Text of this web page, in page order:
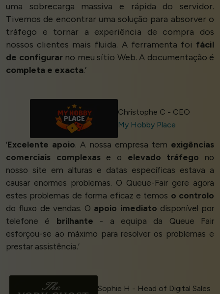
uma sobrecarga massiva e rápida do servidor.
Tivemos de encontrar uma solução para absorver o
tráfego e tornar a experiência de compra dos
nossos clientes mais fluida. A ferramenta foi fácil
de configurarno meu sítio Web. A documentação é
completa e exacta.’
Christophe C - CEO
My Hobby Place
‘Excelente apoio. A nossa empresa tem exigências
comerciais complexase o elevado tráfego no
nosso site em alturas e datas específicas estava a
causar enormes problemas. O Queue-Fair gere agora
estes problemas de forma eficaz e temos o controlo
do fluxo de vendas. O apoio imediato disponível por
telefone é brilhante - a equipa da Queue Fair
esforçou-se ao máximo para resolver os problemas e
prestar assistência.’
Sophie H - Head of Digital Sales